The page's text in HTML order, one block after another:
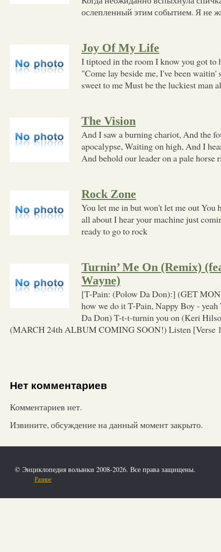
ослепленный этим событием. Я не
Joy Of My Life
I tiptoed in the room I know you got to
"Come lay beside me, I've been waitin'
sweet to me Must be the luckiest man
The Vision
And I saw a burning chariot, And the
apocalypse, Waiting on high, And I
And behold our leader on a pale horse
Rock Zone
You let me in but won't let me out You
all about I hear your machine just
ready to go to rock
Turnin’ Me On (Remix)
Wayne)
[T-Pain: (Polow Da Don):] (GET
how we do it T-Pain, Nappy Boy -
Da Don) T-t-t-turnin you on (Keri
(MARCH 24th ALBUM COMING SOON!) Listen [Verse
Нет комментариев
Комментариев нет.
Извините, обсуждение на данный момент закрыто.
© Энциклопедия волынки 2008-2026. Все права защищены.
Разное